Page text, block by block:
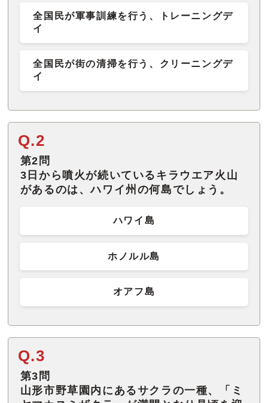
全国民が軍事訓練を行う、トレーニングデ
イ
全国民が街の清掃を行う、クリーニングデ
イ
Q.2
第2問
3日から噴火が続いているキラウエア火山
があるのは、ハワイ州の何島でしょう。
ハワイ島
ホノルル島
オアフ島
Q.3
第3問
山形市野草園内にあるサクラの一種、「ミ